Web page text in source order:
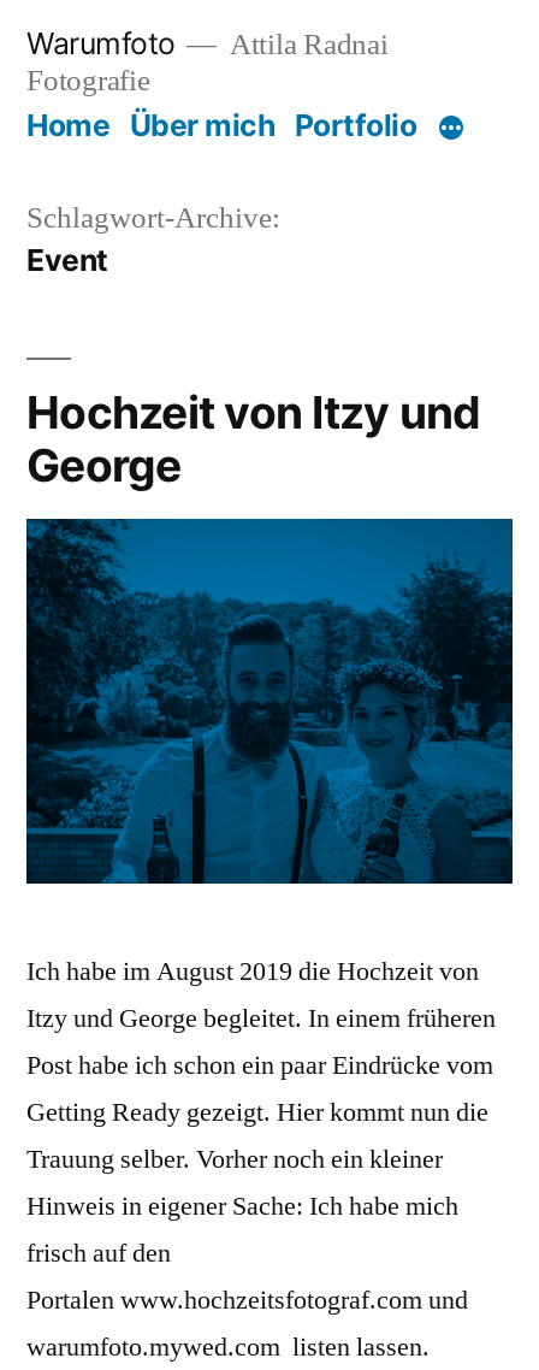
Inhalt
springen
Warumfoto
Attila Radnai
Fotografie
Home Über mich Portfolio
Schlagwort-Archive:
Event
Hochzeit von Itzy und
George
Ich habe im August 2019 die Hochzeit von
Itzy und George begleitet. In einem früheren
Post habe ich schon ein paar Eindrücke vom
Getting Ready gezeigt. Hier kommt nun die
Trauung selber. Vorher noch ein kleiner
Hinweis in eigener Sache: Ich habe mich
frisch auf den
Portalen www.hochzeitsfotograf.com und
warumfoto.mywed.com listen lassen.